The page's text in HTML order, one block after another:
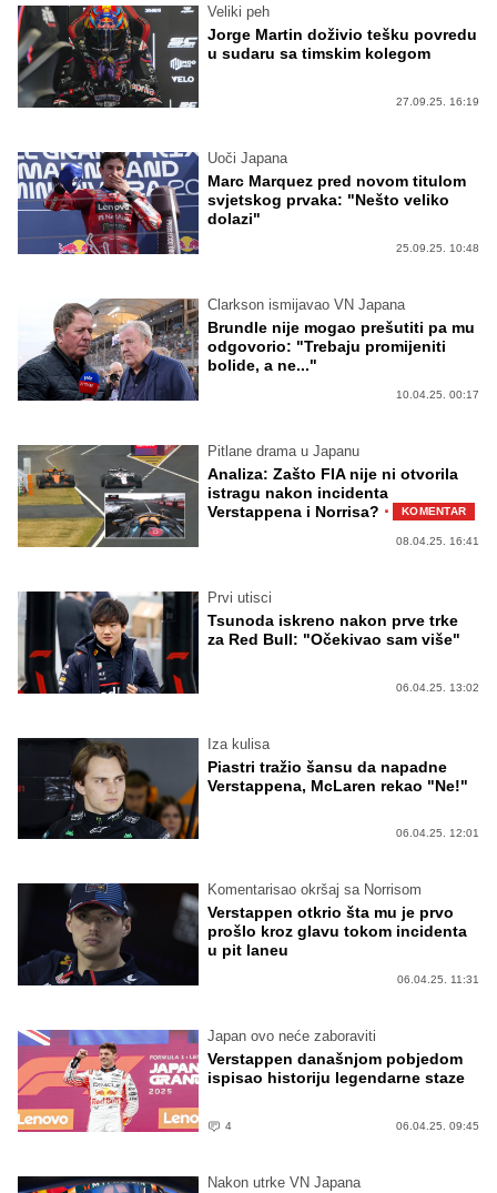
Veliki peh
Jorge Martin doživio tešku povredu
u sudaru sa timskim kolegom
27.09.25. 16:19
Uoči Japana
Marc Marquez pred novom titulom
svjetskog prvaka: "Nešto veliko
dolazi"
25.09.25. 10:48
Clarkson ismijavao VN Japana
Brundle nije mogao prešutiti pa mu
odgovorio: "Trebaju promijeniti
bolide, a ne..."
10.04.25. 00:17
Pitlane drama u Japanu
Analiza: Zašto FIA nije ni otvorila
istragu nakon incidenta
Verstappena i Norrisa? · KOMENTAR
08.04.25. 16:41
Prvi utisci
Tsunoda iskreno nakon prve trke
za Red Bull: "Očekivao sam više"
06.04.25. 13:02
Iza kulisa
Piastri tražio šansu da napadne
Verstappena, McLaren rekao "Ne!"
06.04.25. 12:01
Komentarisao okršaj sa Norrisom
Verstappen otkrio šta mu je prvo
prošlo kroz glavu tokom incidenta
u pit laneu
06.04.25. 11:31
Japan ovo neće zaboraviti
Verstappen današnjom pobjedom
ispisao historiju legendarne staze
4 06.04.25. 09:45
Nakon utrke VN Japana